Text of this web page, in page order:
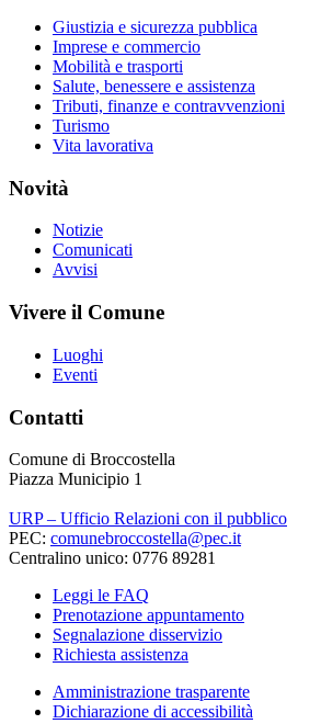
Giustizia e sicurezza pubblica
Imprese e commercio
Mobilità e trasporti
Salute, benessere e assistenza
Tributi, finanze e contravvenzioni
Turismo
Vita lavorativa
Novità
Notizie
Comunicati
Avvisi
Vivere il Comune
Luoghi
Eventi
Contatti
Comune di Broccostella
Piazza Municipio 1
URP – Ufficio Relazioni con il pubblico
PEC: comunebroccostella@pec.it
Centralino unico: 0776 89281
Leggi le FAQ
Prenotazione appuntamento
Segnalazione disservizio
Richiesta assistenza
Amministrazione trasparente
Dichiarazione di accessibilità